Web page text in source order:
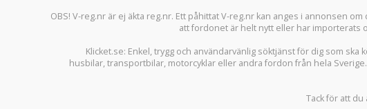
OBS! V-reg.nr är ej äkta reg.nr. Ett påhittat V-reg.nr kan anges i annonsen
att fordonet är helt nytt eller har importerats
Klicket.se: Enkel, trygg och användarvänlig söktjänst för dig som ska
husbilar,transportbilar, motorcyklar eller andra fordon från hela
Tack för att